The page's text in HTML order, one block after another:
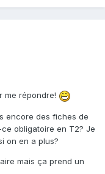
me répondre!
encore des fiches de
obligatoire en T2? Je
on en a plus?
mais ça prend un